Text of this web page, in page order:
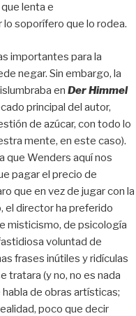
lenta e
soporífero que lo rodea.
importantes para la
negar. Sin embargo, la
en Der Himmel
principal del autor,
de azúcar, con todo lo
mente, en este caso).
que Wenders aquí nos
pagar el precio de
que en vez de jugar con la
el director ha preferido
misticismo, de psicología
voluntad de
frases inútiles y ridículas
tratara (y no, no es nada
de obras artísticas;
poco que decir